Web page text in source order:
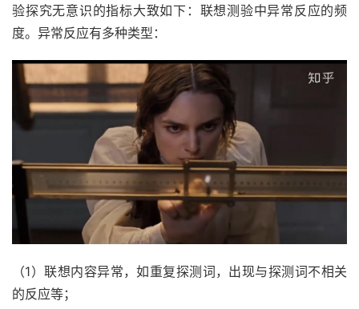
验探究无意识的指标大致如下：联想测验中异常反应的频
度。异常反应有多种类型：
（1）联想内容异常，如重复探测词，出现与探测词不相关
的反应等；